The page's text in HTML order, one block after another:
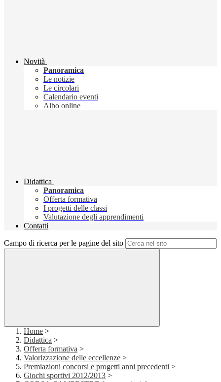
Novità
Panoramica
Le notizie
Le circolari
Calendario eventi
Albo online
Didattica
Panoramica
Offerta formativa
I progetti delle classi
Valutazione degli apprendimenti
Contatti
Campo di ricerca per le pagine del sito
Home >
Didattica >
Offerta formativa >
Valorizzazione delle eccellenze >
Premiazioni concorsi e progetti anni precedenti >
Giochi sportivi 2012/2013 >